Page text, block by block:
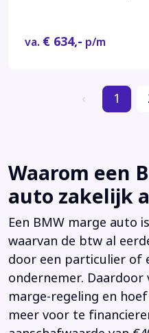
va. € 634,- p/m
‹ 1
Waarom een
auto zakelijk
Een BMW marge auto
waarvan de btw al
door een particulier of
ondernemer.
marge-regeling en
meer voor te